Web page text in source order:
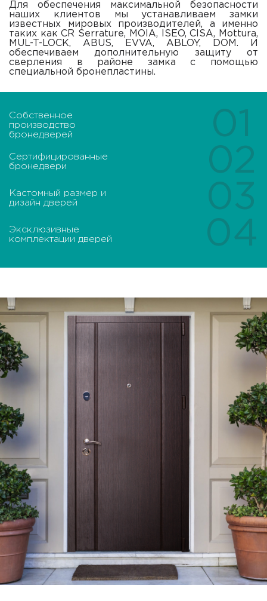
Для обеспечения максимальной безопасности
наших клиентов мы устанавливаем замки
известных мировых производителей, а именно
таких как CR Serrature, MOIA, ISEO, CISA, Mottura,
MUL-T-LOCK, ABUS, EVVA, ABLOY, DOM. И
обеспечиваем дополнительную защиту от
сверления в районе замка с помощью
специальной бронепластины.
01
Собственное
производство
бронедверей
02
Сертифицированные
бронедвери
03
Кастомный размер и
дизайн дверей
04
Эксклюзивные
комплектации дверей